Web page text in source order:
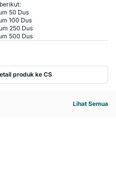
50 Dus
100 Dus
250 Dus
500 Dus
produk ke CS
Lihat Semua